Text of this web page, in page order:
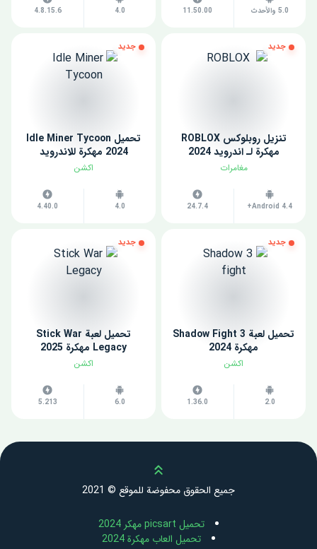
5.0 والأحدث 11.50.00
4.0
4.8.15.6
جديد
تنزيل روبلوكس ROBLOX
مهكرة لـ اندرويد 2024
مغامرات
Android 4.4+
24.7.4
جديد
تحميل Idle Miner Tycoon
2024 مهكرة للاندرويد
اكشن
4.0
4.40.0
جديد
تحميل لعبة Shadow Fight 3
مهكرة 2024
اكشن
2.0
1.36.0
جديد
تحميل لعبة Stick War
Legacy مهكرة 2025
اكشن
6.0
5.213
Scroll up
جميع الحقوق محفوضة للموقع © 2021
تحميل picsart مهكر 2024
تحميل العاب مهكرة 2024